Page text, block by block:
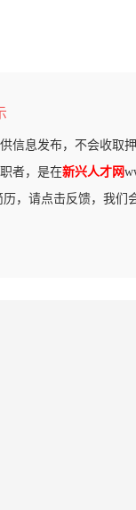
信息发布，不会收取
者，是在新兴人才网
，请点击反馈，我们